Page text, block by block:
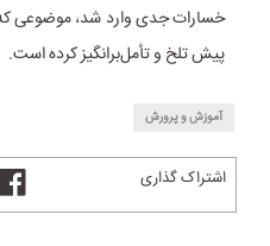
خسارات جدی وارد شد، موضوعی که
پیش تلخ و تأمل‌برانگیز کرده است.
آموزش و پرورش
اشتراک گذاری